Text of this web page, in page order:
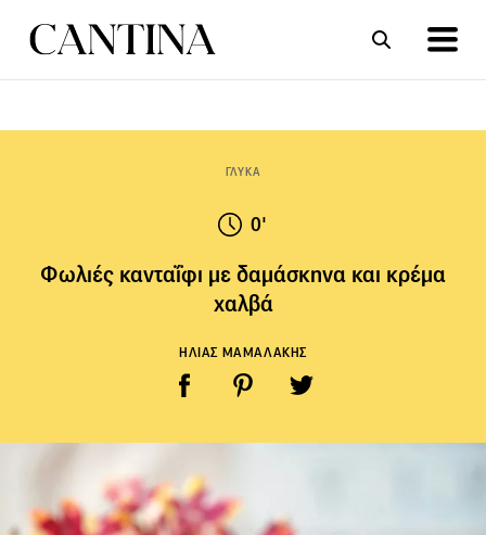
ΓΛΥΚΑ
0'
Φωλιές κανταΐφι με δαμάσκηνα και κρέμα
χαλβά
ΗΛΙΑΣ ΜΑΜΑΛΑΚΗΣ